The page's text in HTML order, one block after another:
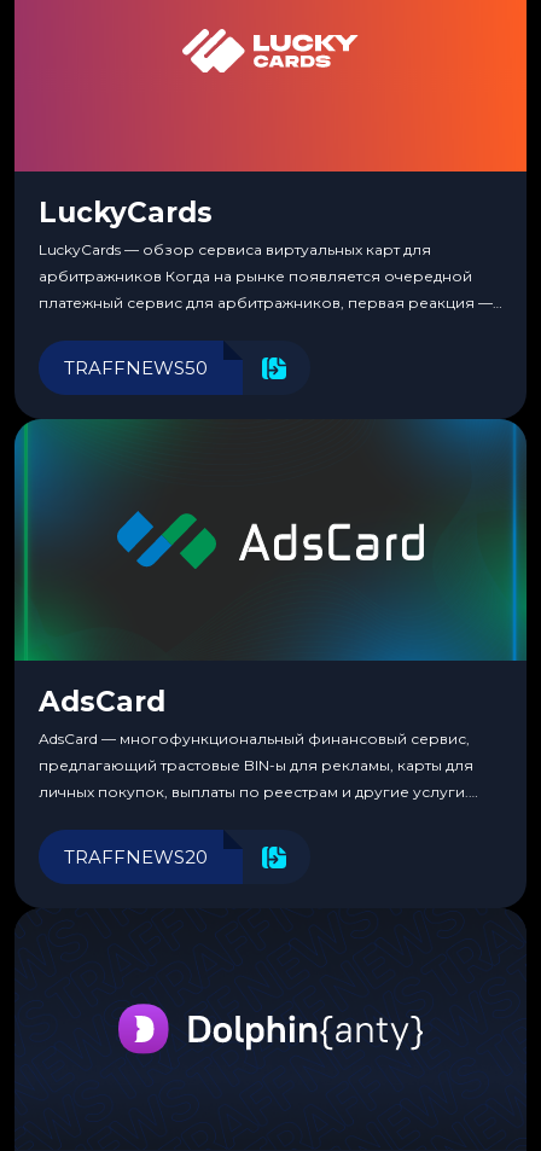
LuckyCards
LuckyCards — обзор сервиса виртуальных карт для
арбитражников Когда на рынке появляется очередной
платежный сервис для арбитражников, первая реакция —
перестаешь воспринимать всерьез любой новый продукт,
пока тот не докажет обратное делом. LuckyCards — история
TRAFFNEWS50
AdsCard
AdsCard — многофункциональный финансовый сервис,
предлагающий трастовые BIN-ы для рекламы, карты для
личных покупок, выплаты по реестрам и другие услуги.
инструменты для управления финансами.
TRAFFNEWS20